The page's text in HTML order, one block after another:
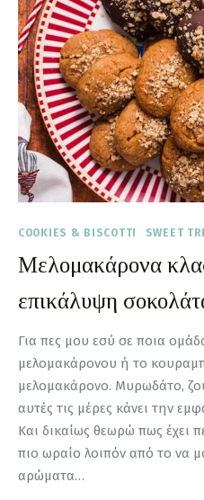
COOKIES & BISCOTTI SWEET
Μελομακάρονα
επικάλυψη
Για πες μου εσύ σε ποια
μελομακάρονου ή το
μελομακάρονο. Μυρωδάτο,
αυτές τις μέρες κάνει την
Και δικαίως θεωρώ πως έχει
πιο ωραίο λοιπόν από το να
αρώματα…